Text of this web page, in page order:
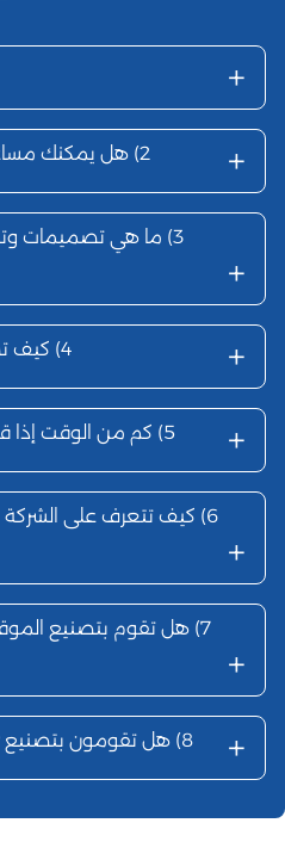
+
2) هل يمكنك +
3) ما هي تصميمات
+
4) كيف +
5) كم من الوقت إذا +
6) كيف تتعرف على الشركة
+
7) هل تقوم بتصنيع
+
8) هل تقومون بتصنيع Q'ty الصغير حسب الطلب؟ +